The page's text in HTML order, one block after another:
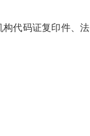
代码证复印件、法